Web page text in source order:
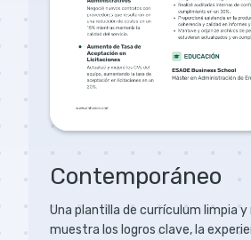
Contemporáneo
Una plantilla de currículum limpia y
muestra los logros clave, la